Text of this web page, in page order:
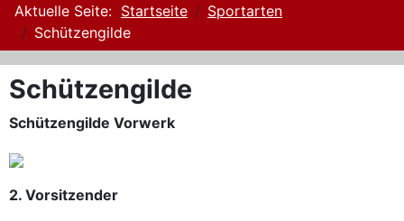
Aktuelle Seite: Startseite
Sportarten
Schützengilde
Schützengilde
Schützengilde Vorwerk
2. Vorsitzender